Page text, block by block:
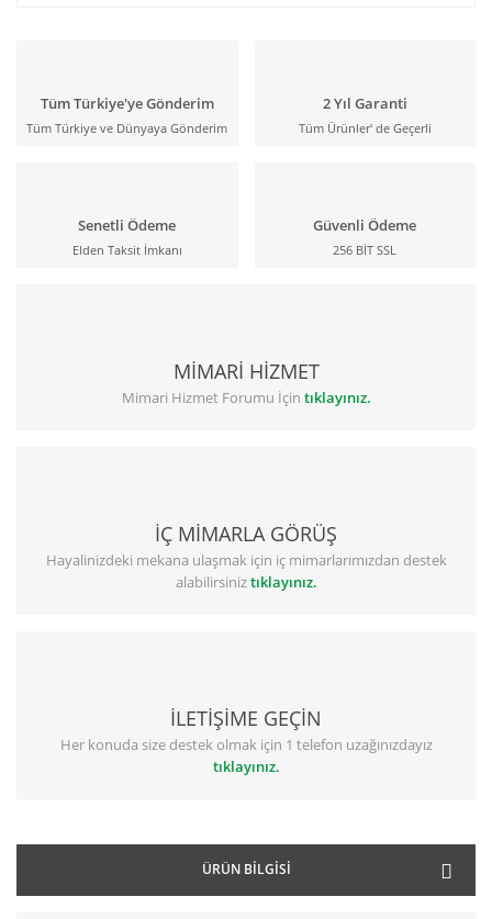
Tüm Türkiye'ye Gönderim
Tüm Türkiye ve Dünyaya Gönderim
2 Yıl Garanti
Tüm Ürünler' de Geçerli
Senetli Ödeme
Elden Taksit İmkanı
Güvenli Ödeme
256 BİT SSL
MİMARİ HİZMET
Mimari Hizmet Forumu İçin tıklayınız.
İÇ MİMARLA GÖRÜŞ
Hayalinizdeki mekana ulaşmak için iç mimarlarımızdan destek
alabilirsiniztıklayınız.
İLETİŞİME GEÇİN
Her konuda size destek olmak için 1 telefon uzağınızdayız
tıklayınız.
ÜRÜN BILGISI